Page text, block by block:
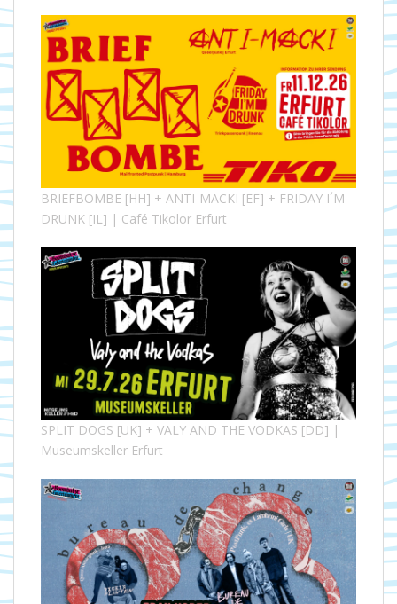
BRIEFBOMBE [HH] + ANTI-MACKI [EF] + FRIDAY I´M
DRUNK [IL] | Café Tikolor Erfurt
SPLIT DOGS [UK] + VALY AND THE VODKAS [DD] |
Museumskeller Erfurt